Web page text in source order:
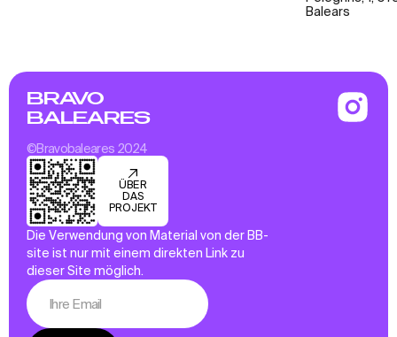
Balears
BRAVO
BALEARES
©Bravobaleares 2024
ÜBER
DAS
PROJEKT
Die Verwendung von Material von der BB-
site ist nur mit einem direkten Link zu
dieser Site möglich.